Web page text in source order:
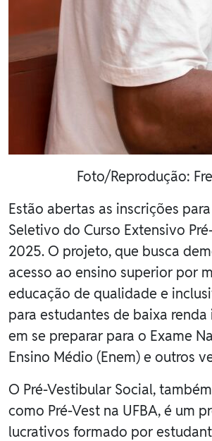
Foto/Reprodução:
Estão abertas as inscrições
Seletivo do Curso Extensivo
2025. O projeto, que busca
acesso ao ensino superior por
educação de qualidade e
para estudantes de baixa renda
em se preparar para o Exame
Ensino Médio (Enem) e outros
O Pré-Vestibular Social,
como Pré-Vest na UFBA, é um
lucrativos formado por